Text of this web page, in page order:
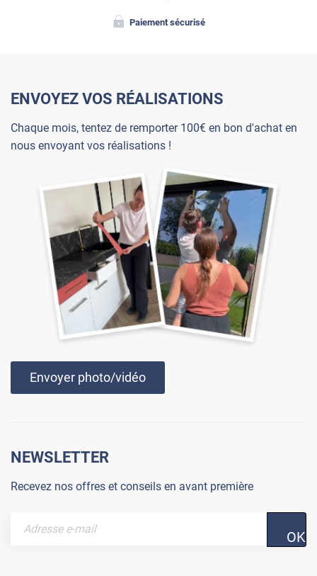
Paiement sécurisé
ENVOYEZ VOS RÉALISATIONS
Chaque mois, tentez de remporter 100€ en bon d'achat en
nous envoyant vos réalisations !
Envoyer photo/vidéo
NEWSLETTER
Recevez nos offres et conseils en avant première
OK